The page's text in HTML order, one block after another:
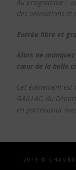
Au programme :
des animations et
Entrée libre et
Alors ne
cœur de la belle
Cet événement
GAILLAC, du
en partenariat
2019 ©